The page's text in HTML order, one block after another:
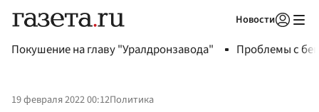
Новости
Покушение на главу "Уралдронзавода" Проблемы с
19 февраля 2022 00:12Политика